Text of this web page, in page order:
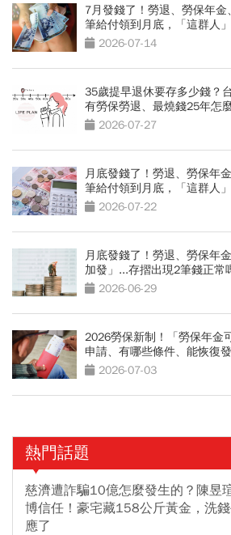
7月發錢了！勞退、勞保年
筆給付領到月底，「這群人
2026-07-14
35歲提早退休要存多少錢？
有勞保勞退、最燒錢25年怎
光存款
2026-07-27
月底發錢了！勞退、勞保年
筆給付領到月底，「這群人
2026-07-22
月底發錢了！勞退、勞保年
加發」...存摺出現2筆錢正常
2026-06-29
2026勞保新制！「勞保年金
申請、有哪些條件、能恢復
包 2026-07-03
熱門話題
慈濟遭詐騙10億怎麼發生的？陳昱
博信任！豪宅藏158公斤黃金，洗
應了